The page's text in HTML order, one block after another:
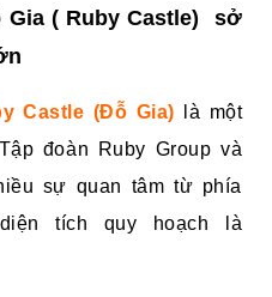
( Ruby Castle)
sở
Castle (Đỗ Gia) là một
đoàn Ruby Group và
sự quan tâm từ phía
tích quy hoạch là